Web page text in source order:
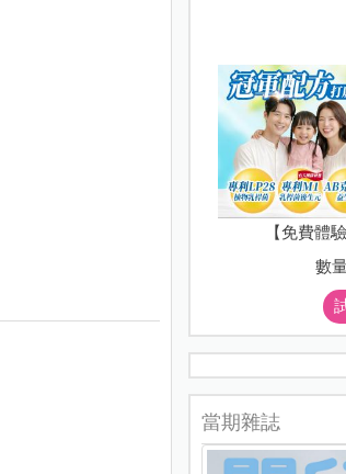
【免費體
數
當期雜誌